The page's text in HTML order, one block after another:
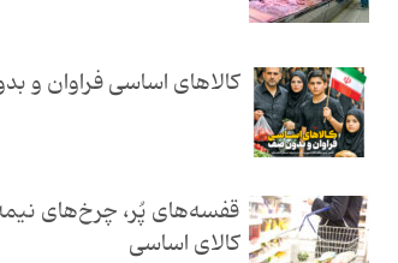
کالاهای اساسی فراوان و
قفسه‌های پُر، چرخ‌های
کالای اساسی